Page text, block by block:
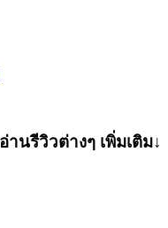
นรีวิวต่างๆ เพิ่มเติม↓